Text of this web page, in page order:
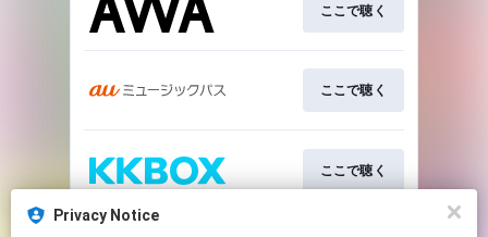
Privacy Notice
ここで聴く
ここで聴く
ここで聴く